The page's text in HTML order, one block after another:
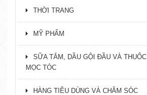
THỜI TRANG
MỸ PHẨM
SỮA TẮM, DẦU GỘI ĐẦU VÀ THUỐC
MỌC TÓC
HÀNG TIÊU DÙNG VÀ CHĂM SÓC